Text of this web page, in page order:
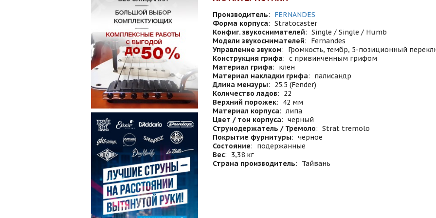
Производитель:
FERNANDES
Форма корпуса: Stratocaster
Конфиг. звукоснимателей: Single / Single / Humb
Модели звукоснимателей:
Fernandes
Управление звуком:
Громкость, тембр, 5-позиционный
Конструкция грифа: с привинченным грифом
Материал грифа:
клен
Материал накладки грифа:
палисандр
Длина мензуры:
25.5 (Fender)
Количество ладов:
22
Верхний порожек:
42 мм
Материал корпуса: липа
Цвет / тон корпуса: черный
Струнодержатель / Тремоло: Strat tremolo
Покрытие фурнитуры: черное
Состояние:
подержанные
Вес:
3,38 кг
Страна производитель: Тайвань